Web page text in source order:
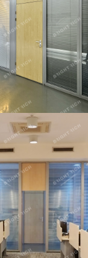
Состояние
Этаж: 5
Этажей всего: 5
помещение:
кв. м в бизнес-
Ближайшие
5200;
м;
100;